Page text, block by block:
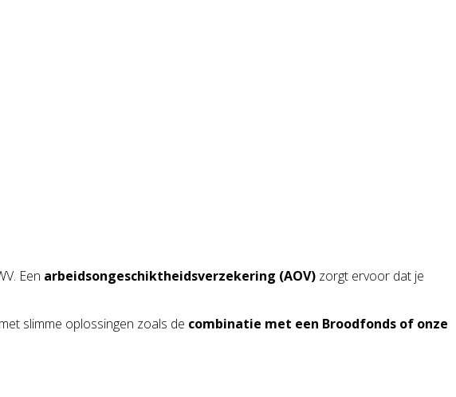
Een arbeidsongeschiktheidsverzekering (AOV) zorgt ervoor dat je
slimme oplossingen zoals de combinatie met een Broodfonds of onze